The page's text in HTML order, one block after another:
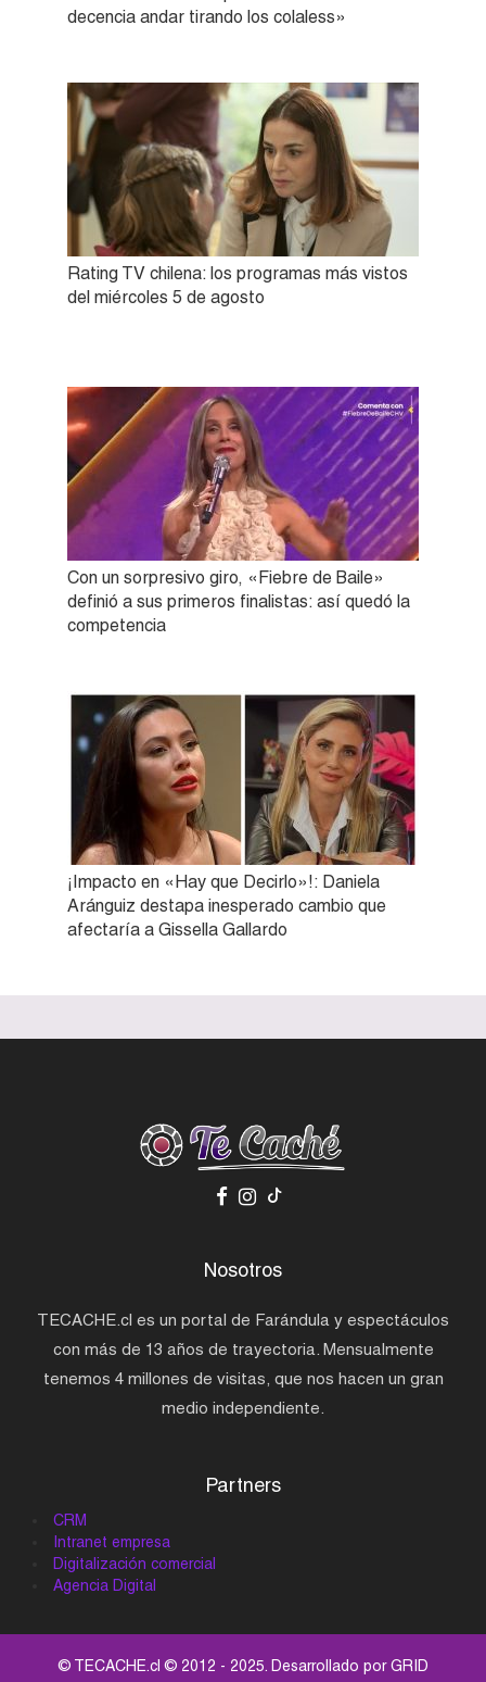
decencia andar tirando los colaless»
Rating TV chilena: los programas más vistos
del miércoles 5 de agosto
Con un sorpresivo giro, «Fiebre de Baile»
definió a sus primeros finalistas: así quedó la
competencia
¡Impacto en «Hay que Decirlo»!: Daniela
Aránguiz destapa inesperado cambio que
afectaría a Gissella Gallardo
Nosotros
TECACHE.cl es un portal de Farándula y espectáculos
con más de 13 años de trayectoria. Mensualmente
tenemos 4 millones de visitas, que nos hacen un gran
medio independiente.
Partners
CRM
Intranet empresa
Digitalización comercial
Agencia Digital
© TECACHE.cl © 2012 - 2025. Desarrollado porGRID